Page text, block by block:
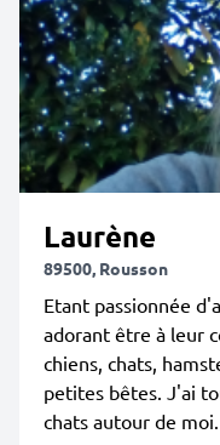
Laurène
89500, Rousson
Etant passionnée
adorant être à leur
chiens, chats,
petites bêtes. J'ai
chats autour de